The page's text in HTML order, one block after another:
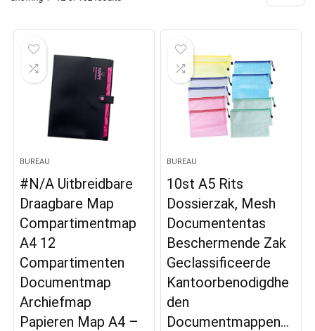
BUREAU
#N/A Uitbreidbare
Draagbare Map
Compartimentmap
A4 12
Compartimenten
Documentmap
Archiefmap
Papieren Map A4 –
BUREAU
10st A5 Rits
Dossierzak, Mesh
Documententas
Beschermende Zak
Geclassificeerde
Kantoorbenodigdhe
den
Documentmappen…